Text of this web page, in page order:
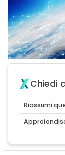
Chiedi
Riassumi